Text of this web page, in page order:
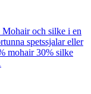
Mohair och silke i en
spetssjalar eller
mohair 30% silke